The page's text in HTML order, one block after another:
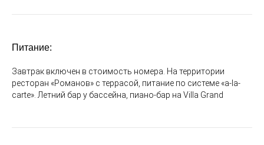
Питание:
Завтрак включен в стоимость номера. На территории
ресторан «Романов» с террасой, питание по системе «a-la-
carte». Летний бар у бассейна, пиано-бар на Villa Grand